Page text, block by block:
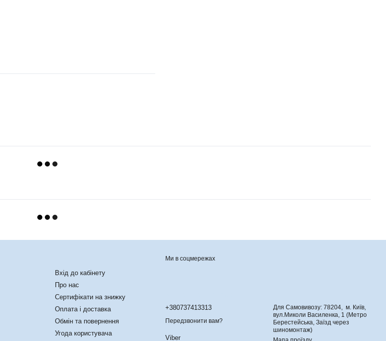
Вхід до кабінету
Про нас
Сертифікати на знижку
Оплата і доставка
Обмін та повернення
Угода користувача
Ми в соцмережах
+380737413313
Передзвонити вам?
Viber
Для Самовивозу: 78204, м. Київ,
вул.Миколи Василенка, 1 (Метро
Берестейська, Заїзд через
шиномонтаж)